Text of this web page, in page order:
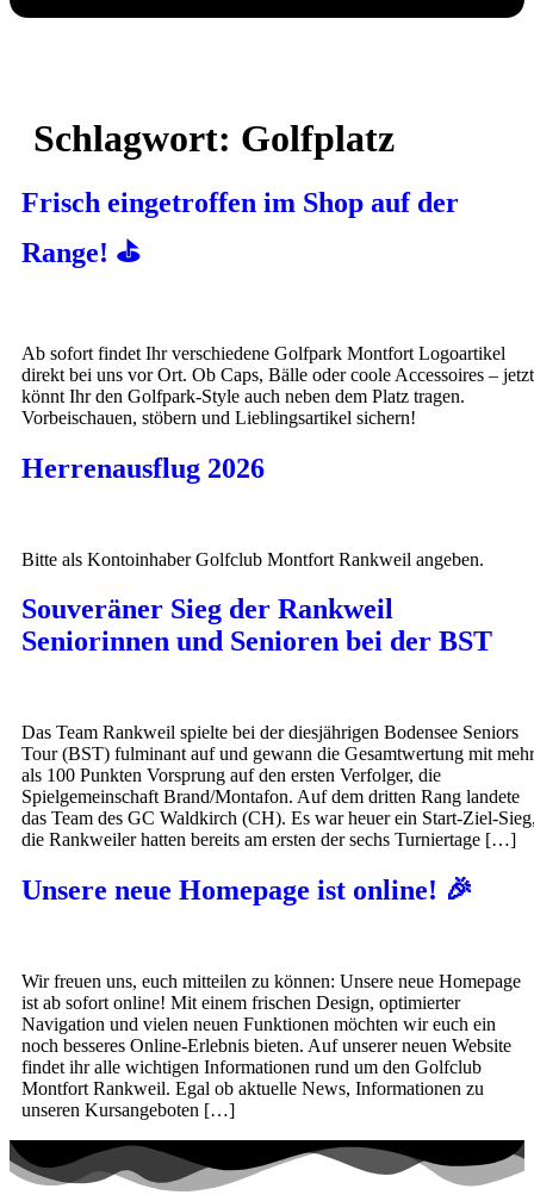
Schlagwort: Golfplatz
Frisch eingetroffen im Shop auf der
Range! ⛳️
Ab sofort findet Ihr verschiedene Golfpark Montfort Logoartikel
direkt bei uns vor Ort. Ob Caps, Bälle oder coole Accessoires – jetzt
könnt Ihr den Golfpark-Style auch neben dem Platz tragen.
Vorbeischauen, stöbern und Lieblingsartikel sichern!
Herrenausflug 2026
Bitte als Kontoinhaber Golfclub Montfort Rankweil angeben.
Souveräner Sieg der Rankweil
Seniorinnen und Senioren bei der BST
Das Team Rankweil spielte bei der diesjährigen Bodensee Seniors
Tour (BST) fulminant auf und gewann die Gesamtwertung mit mehr
als 100 Punkten Vorsprung auf den ersten Verfolger, die
Spielgemeinschaft Brand/Montafon. Auf dem dritten Rang landete
das Team des GC Waldkirch (CH). Es war heuer ein Start-Ziel-
die Rankweiler hatten bereits am ersten der sechs Turniertage […]
Unsere neue Homepage ist online! 🎉
Wir freuen uns, euch mitteilen zu können: Unsere neue Homepage
ist ab sofort online! Mit einem frischen Design, optimierter
Navigation und vielen neuen Funktionen möchten wir euch ein
noch besseres Online-Erlebnis bieten. Auf unserer neuen Website
findet ihr alle wichtigen Informationen rund um den Golfclub
Montfort Rankweil. Egal ob aktuelle News, Informationen zu
unseren Kursangeboten […]